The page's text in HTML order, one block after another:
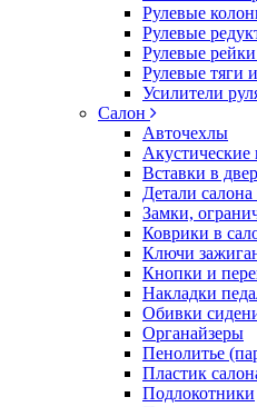
Рулевые
Рулевые
Рулевые
Рулевые тяги
Усилители
Салон
Авточехлы
Вставки в
Детали
Замки,
Коврики в
Ключи
Кнопки и
Накладки
Обивки
Органайзеры
Пенолитье
Пластик
Подлокотники